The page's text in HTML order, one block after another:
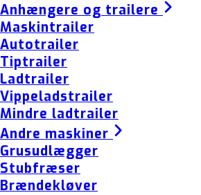
Anhængere og trailere
Maskintrailer
Autotrailer
Tiptrailer
Ladtrailer
Vippeladstrailer
Mindre ladtrailer
Andre maskiner
Grusudlægger
Stubfræser
Brændekløver